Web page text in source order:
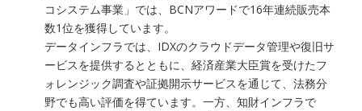
コシステム事業」では、BCNアワードで16年連続販売本
数1位を獲得しています。
データインフラでは、IDXのクラウドデータ管理や復旧サ
ービスを提供するとともに、経済産業大臣賞を受けたフ
ォレンジック調査や証拠開示サービスを通じて、法務分
野でも高い評価を得ています。一方、知財インフラで